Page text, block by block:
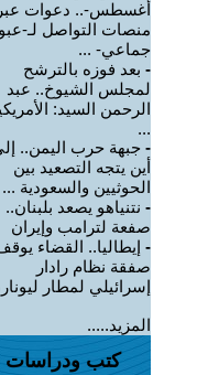
أغسطس-.. دعوات عبر
منصات التواصل لـ-
جماعي- ...
- بعد فوزه بالترشح
لمجلس الشيوخ.. عبد
الرحمن السيد:
...
- جبهة حرب اليمن..
أين يتجه التصعيد بين
الحوثيين والسعودية ...
- نتنياهو يصعد بلبنان..
صفعة لترامب وإيران
- إيطاليا.. القضاء
صفقة نظام رادار
إسرائيلي لمطار
المزيد.....
كتب ودراسات